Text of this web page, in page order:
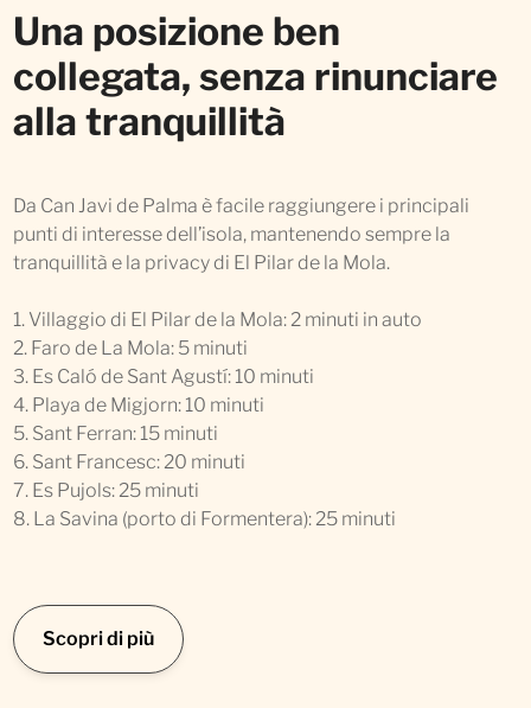
Una posizione ben
collegata, senza rinunciare
alla tranquillità
Da Can Javi de Palma è facile raggiungere i principali
punti di interesse dell’isola, mantenendo sempre la
tranquillità e la privacy di El Pilar de la Mola.
1. Villaggio di El Pilar de la Mola: 2 minuti in auto
2. Faro de La Mola: 5 minuti
3. Es Caló de Sant Agustí: 10 minuti
4. Playa de Migjorn: 10 minuti
5. Sant Ferran: 15 minuti
6. Sant Francesc: 20 minuti
7. Es Pujols: 25 minuti
8. La Savina (porto di Formentera): 25 minuti
Scopri di più